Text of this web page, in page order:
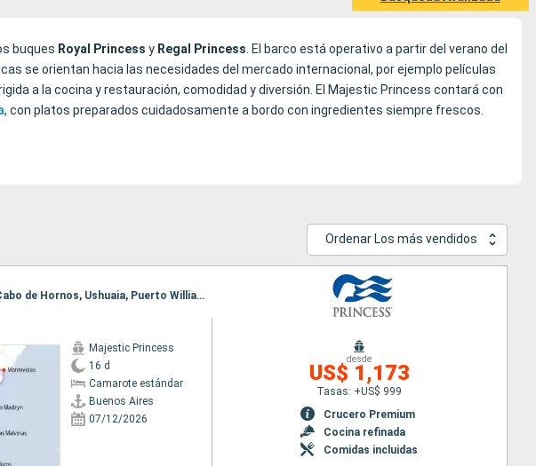
buques Royal Princess y Regal Princess . El barco está operativo a partir del verano del
se orientan hacia las necesidades del mercado internacional, por ejemplo películas
a la cocina y restauración, comodidad y diversión. El Majestic Princess contará con
, con platos preparados cuidadosamente a bordo con ingredientes siempre frescos.
muchas de las características que han hecho al Royal Princess y Regal Princess
la nave; el
, un paseo con suelo de cristal que sobresale por encima del mar;
los comensales están rodeados por una cortina de luz.
Ordenar Los más vendidos
Itinerario : Buenos Aires, Montevideo, Puerto Madryn, Islas Malvinas, Cabo de Hornos, Ushuaia, Puerto Williams, Punta Arenas, Puerto Montt, San antonio Chile
Majestic Princess
16 d
Camarote estándar
Buenos Aires
07/12/2026
desde
US$ 1,173
Tasas: +US$ 999
Crucero Premium
Cocina refinada
Comidas incluidas